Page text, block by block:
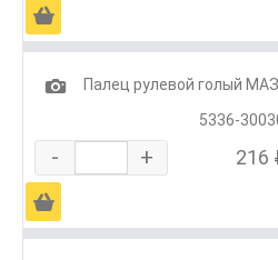
Ä
1
Палец рулевой голый МАЗ
5336-
- + 216
Ä